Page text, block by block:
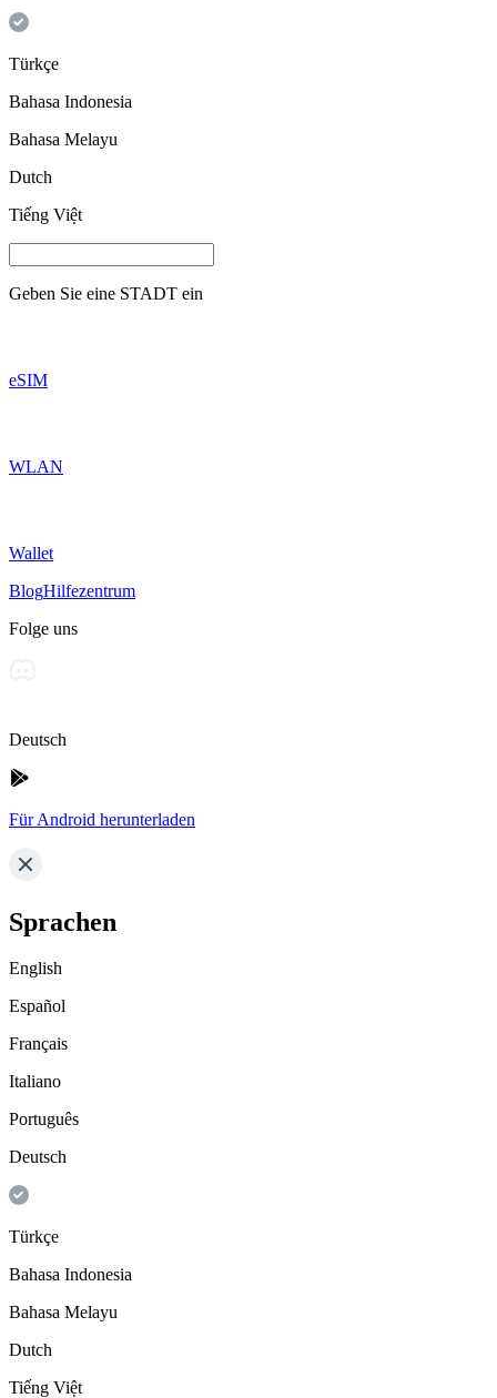
Türkçe
Bahasa Indonesia
Bahasa Melayu
Dutch
Tiếng Việt
Geben Sie eine STADT ein
eSIM
WLAN
Wallet
BlogHilfezentrum
Folge uns
Deutsch
Für Android herunterladen
Sprachen
English
Español
Français
Italiano
Português
Deutsch
Türkçe
Bahasa Indonesia
Bahasa Melayu
Dutch
Tiếng Việt